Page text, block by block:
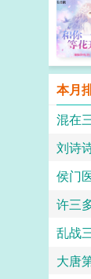
本月
混在
刘诗
侯门
许三
乱战
大唐